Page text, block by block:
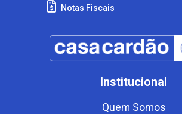
Notas Fiscais
Institucional
Quem Somos